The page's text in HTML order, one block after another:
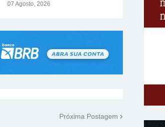
07 Agosto, 2026
Próxima Postagem